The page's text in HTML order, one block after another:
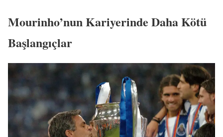
Mourinho’nun Kariyerinde Daha Kötü
Başlangıçlar